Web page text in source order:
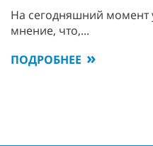
На сегодняшний момент
мнение, что,...
ПОДРОБНЕЕ